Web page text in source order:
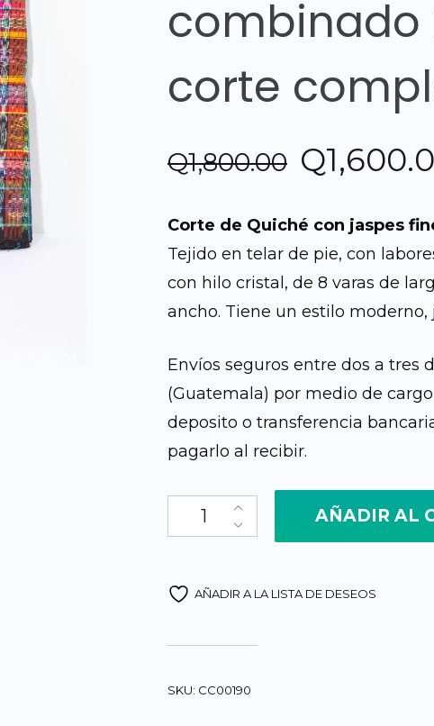
combinado
corte
Q1,800.00 El
original
era:
Q
Corte de Quiché con jaspes
Tejido en telar de pie, con
con hilo cristal, de 8 varas de
ancho. Tiene un estilo moderno,
Envíos seguros entre dos a tres
(Guatemala) por medio de
deposito o transferencia
pagarlo al recibir.
Corte Quichelense, jaspeado
AÑADIR AL
AÑADIR A LA LISTA DE DESEOS
SKU: CC00190